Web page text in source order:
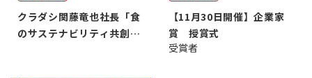
クラダシ関藤竜也社長「食
のサステナビリティ共創・
【11月30日開催】企業家
賞 授賞式
受賞者